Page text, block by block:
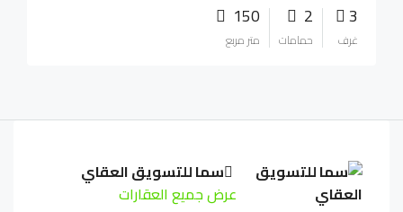
3
غرف
2
حمامات
150
متر مربع
سما للتسويق العقاي
عرض جميع العقارات